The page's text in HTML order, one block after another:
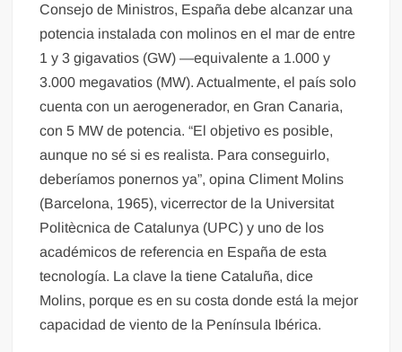
Consejo de Ministros, España debe alcanzar una
potencia instalada con molinos en el mar de entre
1 y 3 gigavatios (GW) —equivalente a 1.000 y
3.000 megavatios (MW). Actualmente, el país solo
cuenta con un aerogenerador, en Gran Canaria,
con 5 MW de potencia. “El objetivo es posible,
aunque no sé si es realista. Para conseguirlo,
deberíamos ponernos ya”, opina Climent Molins
(Barcelona, 1965), vicerrector de la Universitat
Politècnica de Catalunya (UPC) y uno de los
académicos de referencia en España de esta
tecnología. La clave la tiene Cataluña, dice
Molins, porque es en su costa donde está la mejor
capacidad de viento de la Península Ibérica.